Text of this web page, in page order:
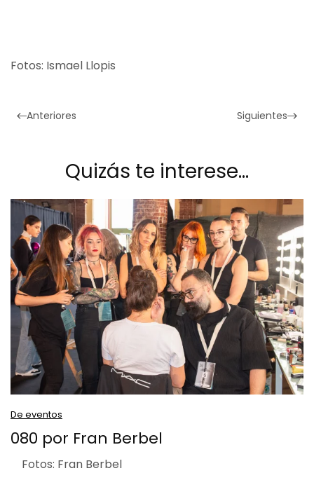
Fotos: Ismael Llopis
Anteriores Siguientes
Quizás te interese…
De eventos
080 por Fran Berbel
Fotos: Fran Berbel